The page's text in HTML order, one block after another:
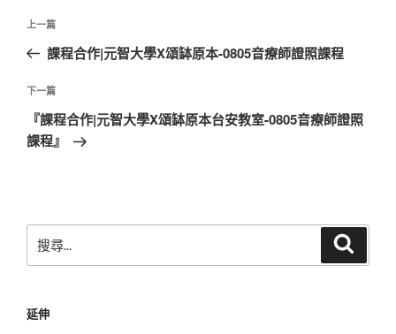
文
導
覽
上
一
文
章
上一篇
課程合作|元智大學X頌缽原本-0805音療師證照課程
下
一
篇
下一篇
『課程合作|元智大學X頌缽原本台安教室-0805音療師證照
課程』
尋
字:
延伸